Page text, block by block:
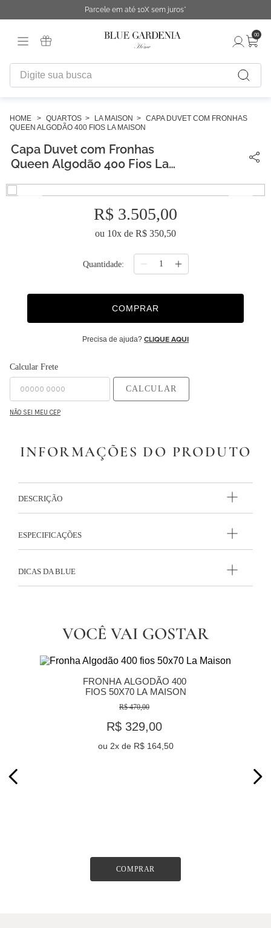
Parcele em até 10X sem juros*
00
Digite sua busca
QUARTOS LA MAISON
CAPA DUVET COM FRONHAS
QUEEN ALGODÃO 400 FIOS LA MAISON
Capa Duvet com Fronhas
Queen Algodão 400 Fios La
R$ 3.505,00
ou 10x de R$ 350,50
Quantidade
COMPRAR
Precisa de ajuda? CLIQUE AQUI
Calcular Frete
CALCULAR
NÃO SEI MEU CEP
INFORMAÇÕES DO PRODUTO
DESCRIÇÃO
ESPECIFICAÇÕES
DICAS DA BLUE
VOCÊ VAI GOSTAR
FRONHA ALGODÃO 400
FIOS 50X70 LA MAISON
R$ 470,00
R$ 329,00
ou 2x de R$ 164,50
COMPRAR
1
fronha
3º
urban
4º
chinelo
edredon
8º
necessaire
10º capa duvet